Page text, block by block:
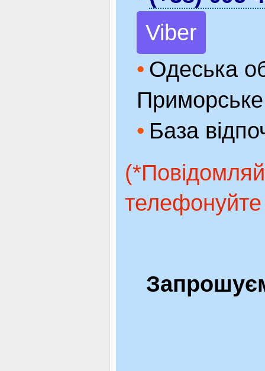
Viber
Одеська
Приморське
База